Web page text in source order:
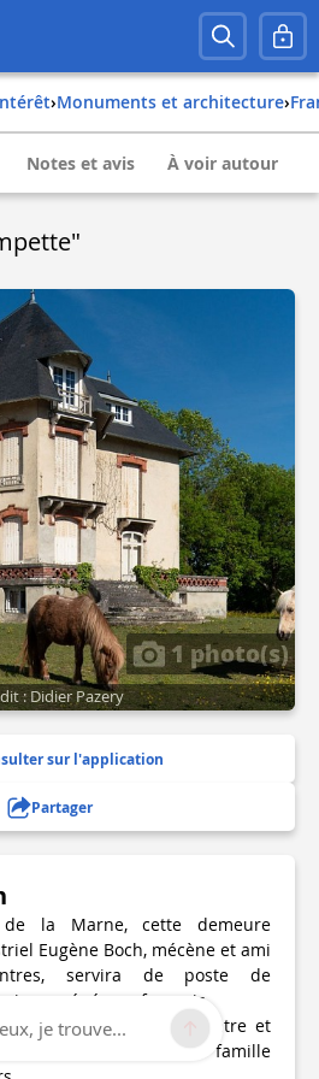
› Monuments et architecture›
Notes et avis À voir autour
1 photo(s)
: Didier Pazery
sur l'application
Partager
la Marne, cette demeure
Eugène Boch, mécène et ami
servira de poste de
généraux français.
était la demeure du peintre et
issu d’une riche famille
je trouve...